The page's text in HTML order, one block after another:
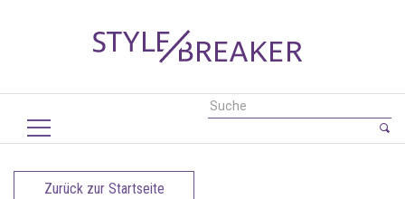
Zurück zur Startseite